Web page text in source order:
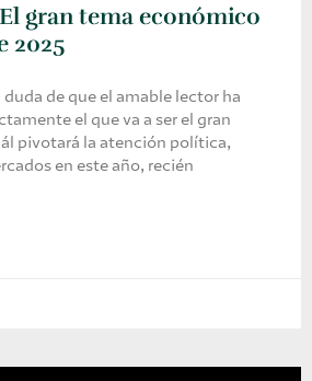
gran tema económico
2025
de que el amable lector ha
el que va a ser el gran
pivotará la atención política,
en este año, recién